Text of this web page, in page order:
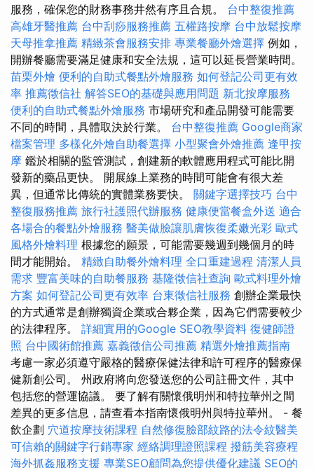
服務，確保您的財務事務井然有序且合規。 台中整復推薦
高雄牙醫推薦 台中刮痧服務推薦 五權路按摩 台中放鬆按摩
天母推拿推薦 精緻茶會服務安排 專業餐廳外燴選擇 例如，
開辦餐廳需要滿足健康和安全法規，這可以延長營業時間。
苗栗外燴 便利的自助式餐點外燴服務 如何登記公司更有效
率 推薦徵信社 解答SEO的基礎與應用問題 新北按摩服務
便利的自助式餐點外燴服務 市場研究和產品開發可能需要
不同的時間，具體取決於行業。 台中整復推薦 Google商家
檔案管理 多樣化外燴自助餐選擇 小型聚會外燴推薦 逢甲按
摩 鑑於相關的監管測試，創建新的軟體應用程式可能比開
發新的藥品更快。 開展線上業務的時間可能會有很大差
異，但通常比傳統的實體業務要快。 關鍵字選擇技巧 台中
整復服務推薦 旅行社護照代辦服務 健康便當餐盒外送 適合
各場合的餐點外燴服務 醫美做臉讓肌膚恢復柔嫩光彩 歐式
風格外燴料理 根據您的願景，可能需要幾週到幾個月的時
間才能開始。 精緻自助餐外燴料理 全口重建過程 清潔人員
需求 豐富美味的自助餐服務 基隆徵信社查詢 歐式料理外燴
方案 如何登記公司更有效率 台東徵信社服務 創辦企業最快
的方式通常是創辦獨資企業或合夥企業，因為它們需要較少
的法律程序。 詳細實用的Google SEO教學資料 復健師證
照 台中國術館推薦 嘉義徵信公司推薦 精選外燴推薦指南
考慮一家必須遵守嚴格的醫療保健法律和許可程序的醫療保
健新創公司。 州政府將向您發送您的公司註冊文件，其中
包括您的營運協議。 要了解有關懷俄明州和特拉華州之間
差異的更多信息，請查看本指南懷俄明州與特拉華州。 - 餐
飲企劃 穴道按摩技術課程 自然修復臉部紋路的法令紋醫美
可信賴的關鍵字行銷專家 經絡調理證照課程 撥筋美容療程
海外抓姦服務支援 專業SEO顧問為您提供優化建議 SEO的